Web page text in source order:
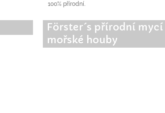
100% přírodní.
Förster´s přírodní mycí
mořské houby